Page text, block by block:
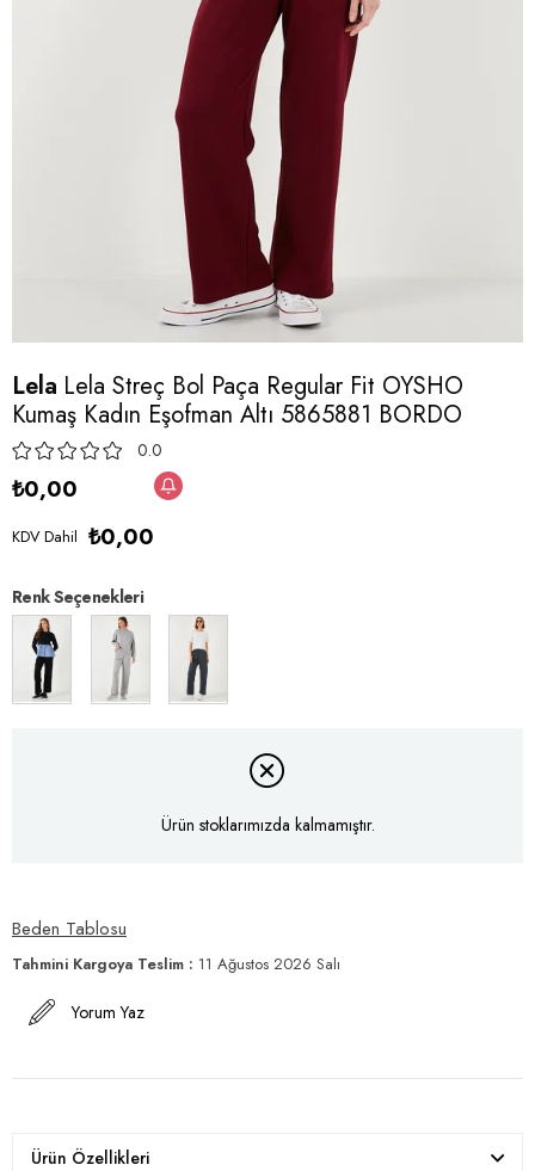
Lela Lela Streç Bol Paça Regular Fit OYSHO
Kumaş Kadın Eşofman Altı 5865881 BORDO
0.0
₺0,00
KDV Dahil ₺0,00
Renk Seçenekleri
Ürün stoklarımızda kalmamıştır.
Beden Tablosu
Tahmini Kargoya Teslim : 11 Ağustos 2026 Salı
Yorum Yaz
Ürün Özellikleri